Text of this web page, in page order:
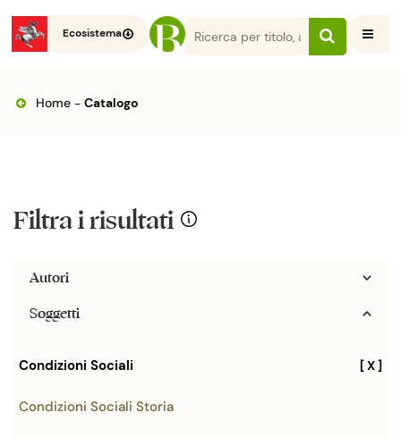
Ecosistema
Home- Catalogo
Filtra i risultati
Autori
Soggetti
Condizioni Sociali [ X ]
Condizioni Sociali Storia